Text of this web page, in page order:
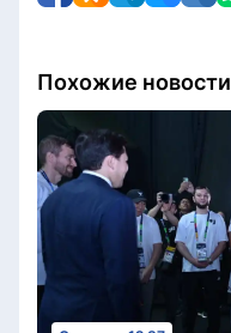
Похожие новости